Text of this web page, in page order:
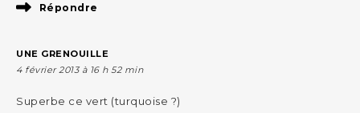
Répondre
UNE GRENOUILLE
4 février 2013 à 16 h 52 min
Superbe ce vert (turquoise ?)